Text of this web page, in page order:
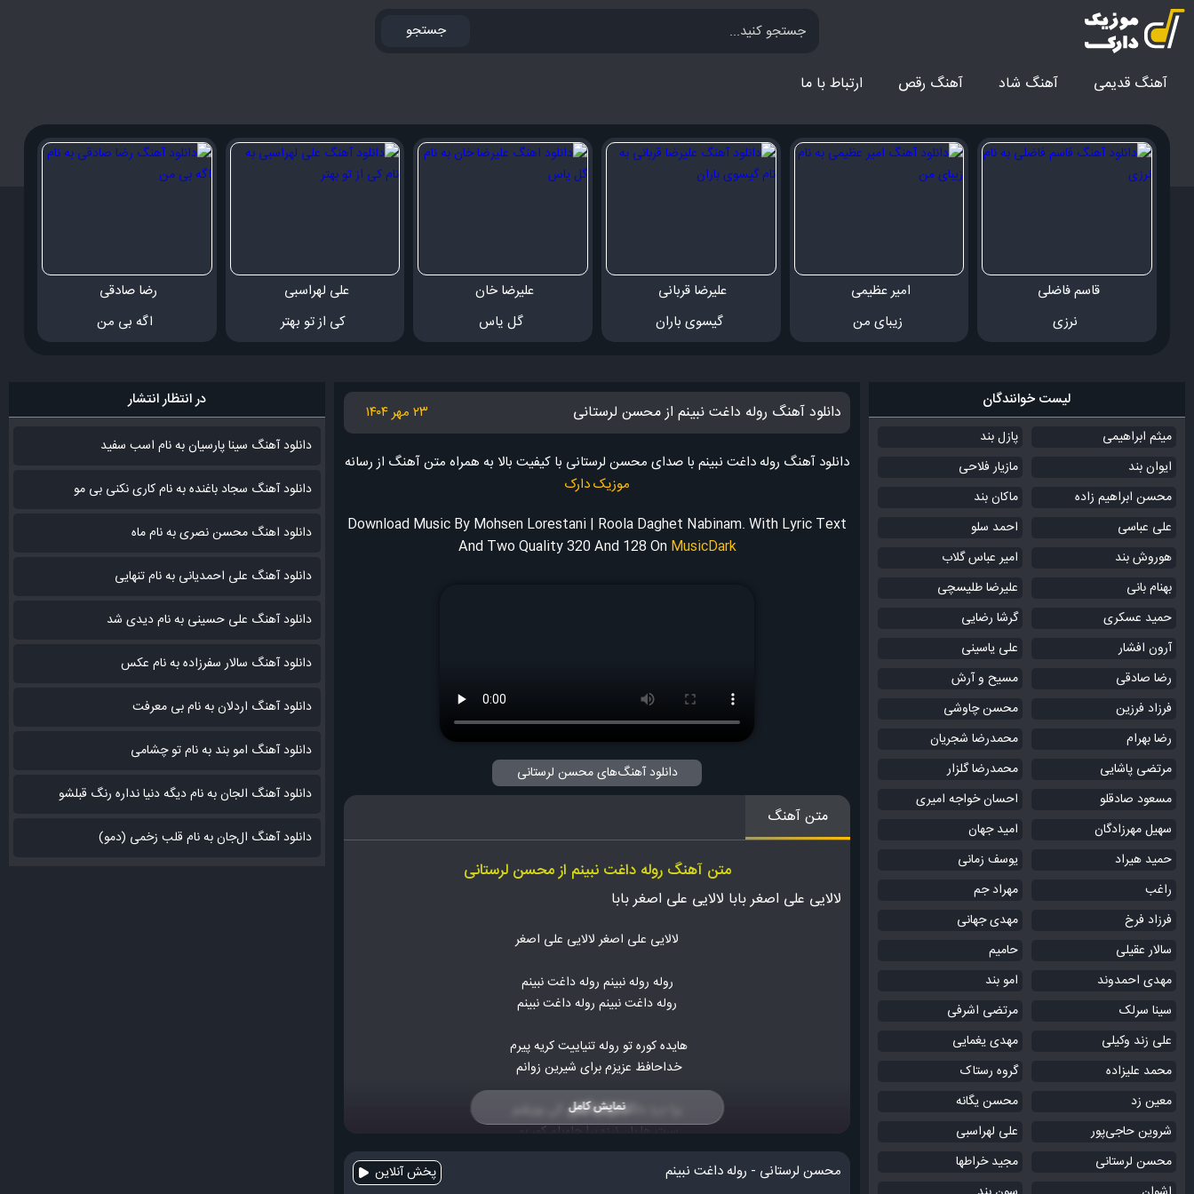
جستجو
آهنگ قدیمی آهنگ‌ شاد آهنگ رقص ارتباط با ما
قاسم فاضلی
نرزی
امیر عظیمی
زیبای من
علیرضا قربانی
گیسوی باران
علیرضا خان
گل یاس
علی لهراسبی
کی از تو بهتر
رضا صادقی
اگه بی من
دانلود آهنگ روله داغت نبینم از محسن لرستانی ۲۳ مهر ۱۴۰۴
دانلود آهنگ روله داغت نبینم با صدای محسن لرستانی با کیفیت بالا به همراه متن آهنگ از رسانه
موزیک دارک
Download Music By Mohsen Lorestani | Roola Daghet Nabinam. With Lyric Text
And Two Quality 320 And 128 On MusicDark
دانلود آهنگ‌های محسن لرستانی
متن آهنگ
متن آهنگ روله داغت نبینم از محسن لرستانی
لالایی علی اصغر بابا لالایی علی اصغر بابا
لالایی علی اصغر لالایی علی اصغر
روله روله نبینم روله داغت نبینم
روله داغت نبینم روله داغت نبینم
هایده کوره تو روله تنیاییت کریه پیرم
خداحافظ عزیزم برای شیرین زوانم
برا درد دلگم بی تو ولای کی بویشم
سرت ها بان نیزه برا چاویلم کور بو
نمایش کامل
محسن لرستانی - روله داغت نبینم پخش آنلاین
لیست خوانندگان
میثم ابراهیمی
پازل بند
ایوان بند
مازیار فلاحی
محسن ابراهیم زاده
ماکان بند
علی عباسی
احمد سلو
هوروش بند
امیر عباس گلاب
بهنام بانی
علیرضا طلیسچی
حمید عسکری
گرشا رضایی
آرون افشار
علی یاسینی
رضا صادقی
مسیح و آرش
فرزاد فرزین
محسن چاوشی
رضا بهرام
محمدرضا شجریان
مرتضی پاشایی
محمدرضا گلزار
مسعود صادقلو
احسان خواجه امیری
سهیل مهرزادگان
امید جهان
حمید هیراد
یوسف زمانی
راغب
مهراد جم
فرزاد فرخ
مهدی جهانی
سالار عقیلی
حامیم
مهدی احمدوند
امو بند
سینا سرلک
مرتضی اشرفی
علی زند وکیلی
مهدی یغمایی
محمد علیزاده
گروه رستاک
معین زد
محسن یگانه
شروین حاجی‌پور
علی لهراسبی
محسن لرستانی
مجید خراطها
در انتظار انتشار
دانلود آهنگ سینا پارسیان به نام اسب سفید
دانلود آهنگ سجاد باغنده به نام کاری نکنی بی مو
دانلود اهنگ محسن نصری به نام‌ ماه
دانلود آهنگ علی احمدیانی به نام تنهایی
دانلود آهنگ علی حسینی به نام دیدی شد
دانلود آهنگ سالار سفرزاده به نام عکس
دانلود آهنگ اردلان به نام بی معرفت
دانلود آهنگ امو بند به نام تو چشامی
دانلود آهنگ الجان به نام دیگه دنیا نداره رنگ قبلشو
دانلود آهنگ ال‌جان به نام قلب زخمی (دمو)